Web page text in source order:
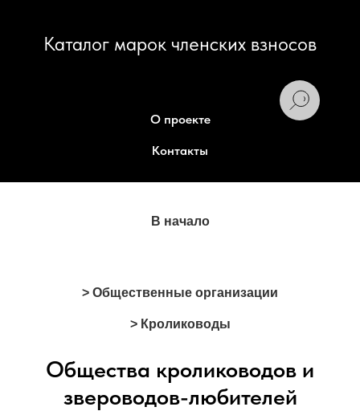
Каталог марок членских взносов
О проекте
Контакты
В начало
> Общественные организации
> Кролиководы
Общества кролиководов и
звероводов-любителей